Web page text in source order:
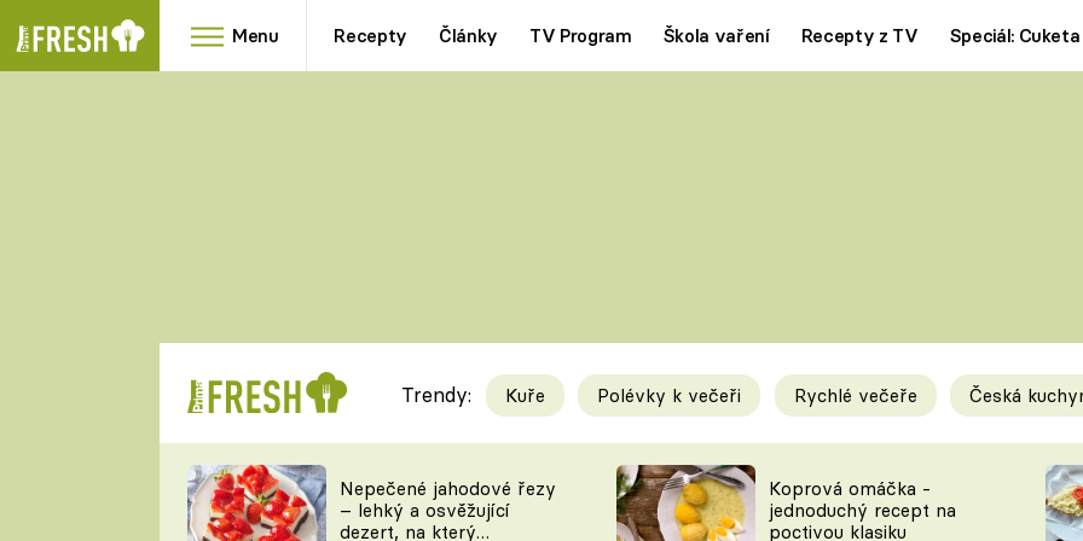
Menu Recepty Články TV Program Škola vaření Recepty z TV Speciál: Cuketa
RYCHLOVKY
Videorecepty
TEĎ VAŘÍ ŠÉF!
Tipy a triky
KAM ZA JÍDLEM
Trendy: Kuře Polévky k večeři Rychlé večeře Česká
Nepečené jahodové řezy
– lehký a osvěžující
dezert, na který
Koprová omáčka -
jednoduchý recept na
poctivou klasiku